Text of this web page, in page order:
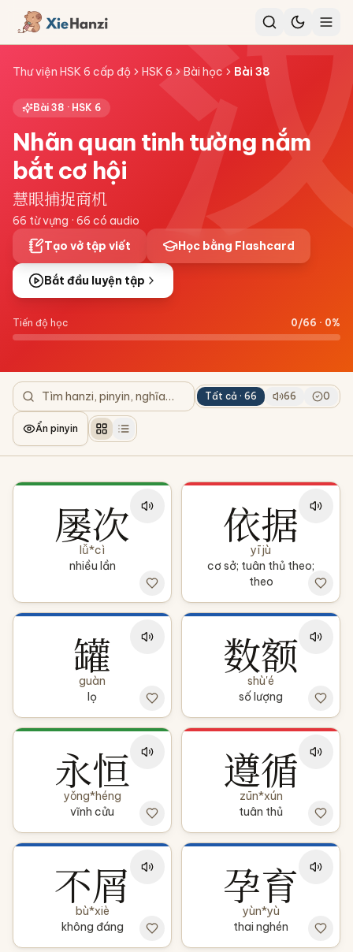
Thư viện HSK 6 cấp độ HSK 6 Bài học Bài 38
Bài 38 · HSK 6
Nhãn quan tinh tường nắm
bắt cơ hội
慧眼捕捉商机
66 từ vựng · 66 có audio
Tạo vở tập viết
Học bằng Flashcard
Bắt đầu luyện tập
Tiến độ học 0/66 · 0%
Tất cả · 66 66 0
Ẩn pinyin
屡次
lǚ*cì
nhiều lần
依据
yī jù
cơ sở; tuân thủ theo;
theo
罐
guàn
lọ
数额
shù'é
số lượng
永恒
yǒng*héng
vĩnh cửu
遵循
zūn*xún
tuân thủ
不屑
bù*xiè
không đáng
孕育
yùn*yù
thai nghén